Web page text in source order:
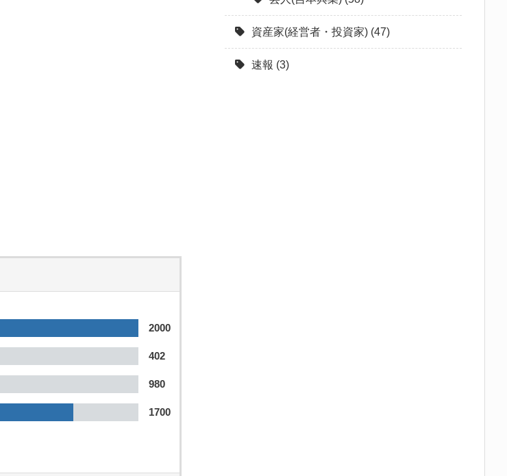
2000
402
980
1700
資産家(経営者・投資家) (47)
速報 (3)